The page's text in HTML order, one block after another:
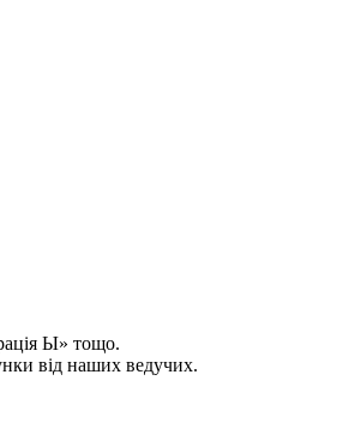
Ы» тощо.
від наших ведучих.